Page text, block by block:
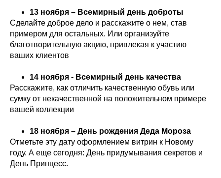
13 ноября – Всемирный день доброты
Сделайте доброе дело и расскажите о нем, став
примером для остальных. Или организуйте
благотворительную акцию, привлекая к участию
ваших клиентов
14 ноября - Всемирный день качества
Расскажите, как отличить качественную обувь или
сумку от некачественной на положительном примере
вашей коллекции
18 ноября – День рождения Деда Мороза
Отметьте эту дату оформлением витрин к Новому
году. А еще сегодня: День придумывания секретов и
День Принцесс.